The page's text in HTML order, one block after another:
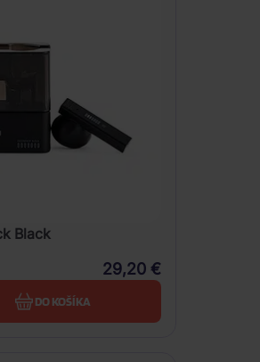
Black
29,20 €
DO KOŠÍKA